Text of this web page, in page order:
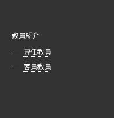
教員紹介
専任教員
客員教員